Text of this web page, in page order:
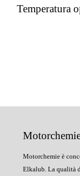
Temperatura
Motorchemie è
Elkalub. La qualità